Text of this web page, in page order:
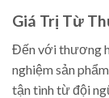
Giá Trị Từ
Đến với thương
nghiệm sản
tận tình từ đội